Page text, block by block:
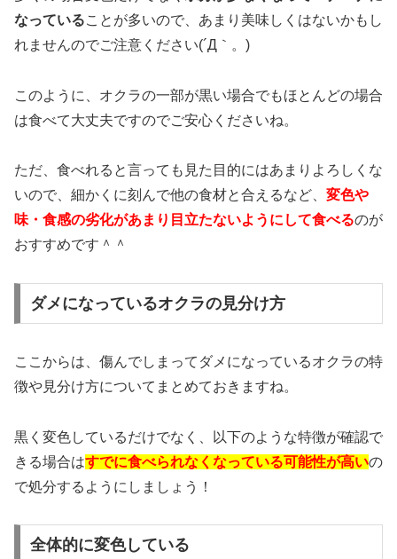
なっていることが多いので、あまり美味しくはないかもし
れませんのでご注意ください(´Д｀。)
このように、オクラの一部が黒い場合でもほとんどの場合
は食べて大丈夫ですのでご安心くださいね。
ただ、食べれると言っても見た目的にはあまりよろしくな
いので、細かくに刻んで他の食材と合えるなど、 変色や
味・食感の劣化があまり目立たないようにして食べるのが
おすすめです＾＾
ダメになっているオクラの見分け方
ここからは、傷んでしまってダメになっているオクラの特
徴や見分け方についてまとめておきますね。
黒く変色しているだけでなく、以下のような特徴が確認で
きる場合はすでに食べられなくなっている可能性が高いの
で処分するようにしましょう！
全体的に変色している